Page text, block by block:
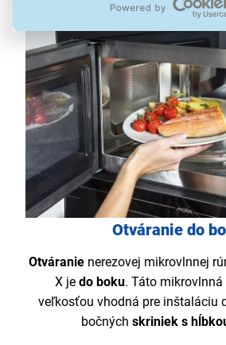
Otváranie do
Otváranie nerezovej mikrovlnnej
X je do boku. Táto mikrovlnná
veľkosťou vhodná pre inštaláciu
bočných skriniek s